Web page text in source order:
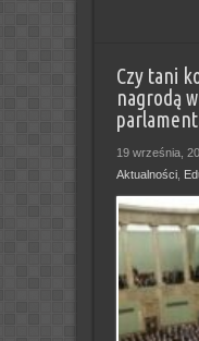
Czy tani
nagrodą
19 września,
Aktualności,